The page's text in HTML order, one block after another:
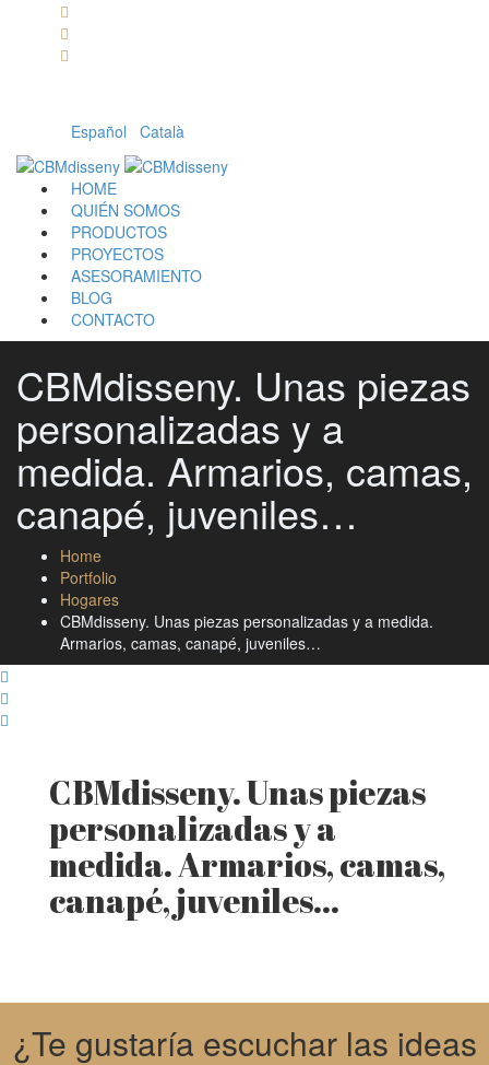
Español Català
HOME
QUIÉN SOMOS
PRODUCTOS
PROYECTOS
ASESORAMIENTO
BLOG
CONTACTO
CBMdisseny. Unas piezas
personalizadas y a
medida. Armarios, camas,
canapé, juveniles…
Home
Portfolio
Hogares
CBMdisseny. Unas piezas personalizadas y a medida.
Armarios, camas, canapé, juveniles…
CBMdisseny. Unas piezas
personalizadas y a
medida. Armarios, camas,
canapé, juveniles...
¿Te gustaría escuchar las ideas